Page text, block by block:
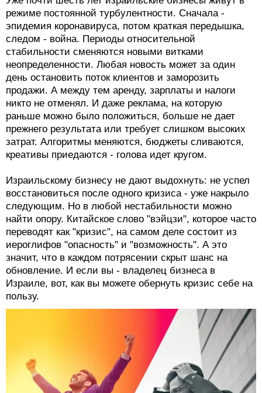
режиме постоянной турбулентности. Сначала -
эпидемия коронавируса, потом краткая передышка,
следом - война. Периоды относительной
стабильности сменяются новыми витками
неопределенности. Любая новость может за один
день остановить поток клиентов и заморозить
продажи. А между тем аренду, зарплаты и налоги
никто не отменял. И даже реклама, на которую
раньше можно было положиться, больше не дает
прежнего результата или требует слишком высоких
затрат. Алгоритмы меняются, бюджеты сливаются,
креативы приедаются - голова идет кругом.
Израильскому бизнесу не дают выдохнуть: не успел
восстановиться после одного кризиса - уже накрыло
следующим. Но в любой нестабильности можно
найти опору. Китайское слово "вэйцзи", которое часто
переводят как "кризис", на самом деле состоит из
иероглифов "опасность" и "возможность". А это
значит, что в каждом потрясении скрыт шанс на
обновление. И если вы - владелец бизнеса в
Израиле, вот, как вы можете обернуть кризис себе на
пользу.